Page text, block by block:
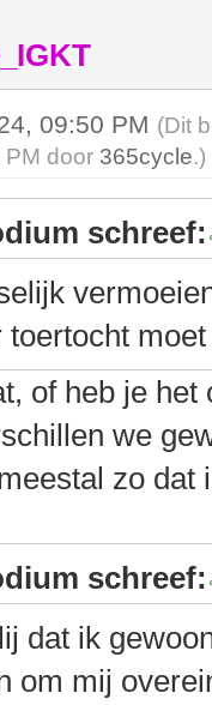
09:50 PM (Dit
PM door 365cycle.)
schreef:
toertocht
of heb je
we
zo dat
schreef:
dat ik
om mij